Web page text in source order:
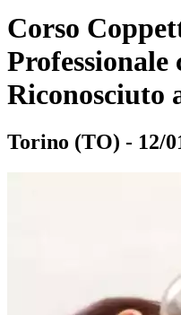
Corso
Professionale
Riconosciuto
Torino (TO) - 12/